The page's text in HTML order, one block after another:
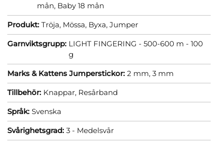
mån, Baby 18 mån
Produkt: Tröja, Mössa, Byxa, Jumper
Garnviktsgrupp: LIGHT FINGERING - 500-600 m - 100
g
Marks & Kattens Jumperstickor: 2 mm, 3 mm
Tillbehör: Knappar, Resårband
Språk: Svenska
Svårighetsgrad: 3 - Medelsvår